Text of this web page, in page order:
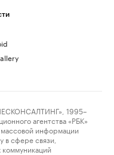
1995–
агентства «РБК»
информации
в сфере связи,